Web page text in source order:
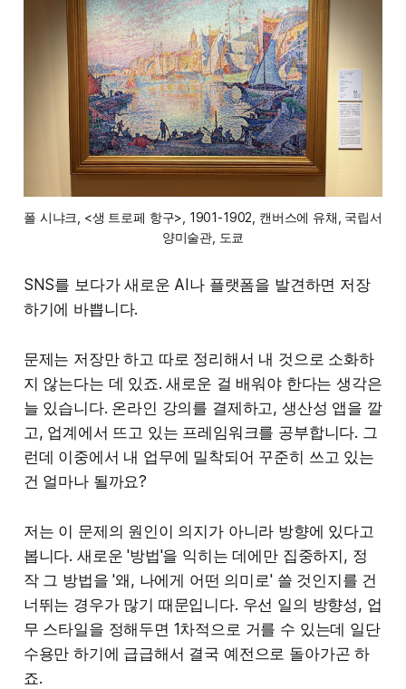
폴 시냐크, <생 트로페 항구>, 1901-1902, 캔버스에 유채, 국립서
양미술관, 도쿄
SNS를 보다가 새로운 AI나 플랫폼을 발견하면 저장
하기에 바쁩니다.
문제는 저장만 하고 따로 정리해서 내 것으로 소화하
지 않는다는 데 있죠. 새로운 걸 배워야 한다는 생각은
늘 있습니다. 온라인 강의를 결제하고, 생산성 앱을 깔
고, 업계에서 뜨고 있는 프레임워크를 공부합니다. 그
런데 이중에서 내 업무에 밀착되어 꾸준히 쓰고 있는
건 얼마나 될까요?
저는 이 문제의 원인이 의지가 아니라 방향에 있다고
봅니다. 새로운 '방법'을 익히는 데에만 집중하지, 정
작 그 방법을 '왜, 나에게 어떤 의미로' 쓸 것인지를 건
너뛰는 경우가 많기 때문입니다. 우선 일의 방향성, 업
무 스타일을 정해두면 1차적으로 거를 수 있는데 일단
수용만 하기에 급급해서 결국 예전으로 돌아가곤 하
죠.